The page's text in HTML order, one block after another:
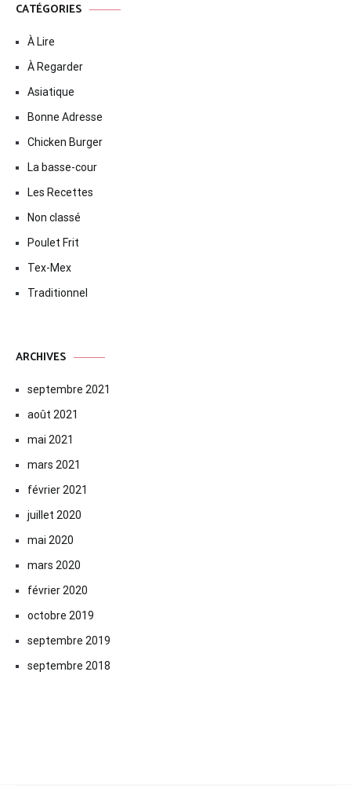
CATÉGORIES
À Lire
À Regarder
Asiatique
Bonne Adresse
Chicken Burger
La basse-cour
Les Recettes
Non classé
Poulet Frit
Tex-Mex
Traditionnel
ARCHIVES
septembre 2021
août 2021
mai 2021
mars 2021
février 2021
juillet 2020
mai 2020
mars 2020
février 2020
octobre 2019
septembre 2019
septembre 2018